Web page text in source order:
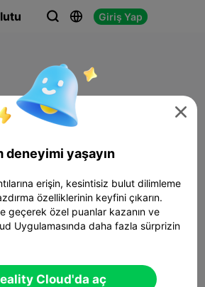
  Giriş Yap

deneyimi yaşayın
erişin, kesintisiz bulut dilimleme
özelliklerinin keyfini çıkarın.
geçerek özel puanlar kazanın ve
Uygulamasında daha fazla sürprizin
Cloud'da aç